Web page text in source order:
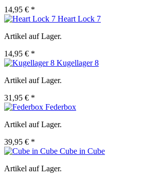
14,95 € *
Heart Lock 7
Artikel auf Lager.
14,95 € *
Kugellager 8
Artikel auf Lager.
31,95 € *
Federbox
Artikel auf Lager.
39,95 € *
Cube in Cube
Artikel auf Lager.